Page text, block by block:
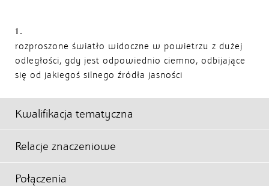
1.
rozproszone światło widoczne w powietrzu z dużej
odległości, gdy jest odpowiednio ciemno, odbijające
się od jakiegoś silnego źródła jasności
Kwalifikacja tematyczna
Relacje znaczeniowe
Połączenia